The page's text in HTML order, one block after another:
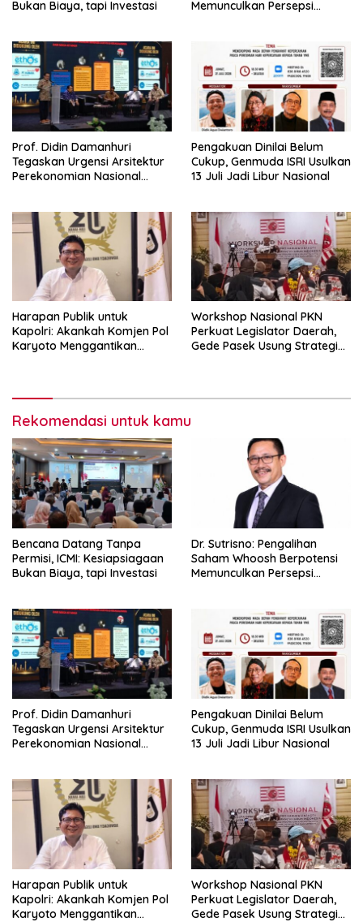
Bukan Biaya, tapi Investasi
Memunculkan Persepsi
Prof. Didin Damanhuri
Tegaskan Urgensi Arsitektur
Perekonomian Nasional
Nasional
Pengakuan Dinilai Belum
Cukup, Genmuda ISRI Usulkan
13 Juli Jadi Libur Nasional
Harapan Publik untuk
Kapolri: Akankah Komjen Pol
Karyoto Menggantikan
Workshop Nasional PKN
Perkuat Legislator Daerah,
Gede Pasek Usung Strategi
Rekomendasi untuk kamu
Bencana Datang Tanpa
Permisi, ICMI: Kesiapsiagaan
Bukan Biaya, tapi Investasi
Dr. Sutrisno: Pengalihan
Saham Whoosh Berpotensi
Memunculkan Persepsi
Prof. Didin Damanhuri
Tegaskan Urgensi Arsitektur
Perekonomian Nasional
Nasional
Pengakuan Dinilai Belum
Cukup, Genmuda ISRI Usulkan
13 Juli Jadi Libur Nasional
Harapan Publik untuk
Kapolri: Akankah Komjen Pol
Karyoto Menggantikan
Workshop Nasional PKN
Perkuat Legislator Daerah,
Gede Pasek Usung Strategi